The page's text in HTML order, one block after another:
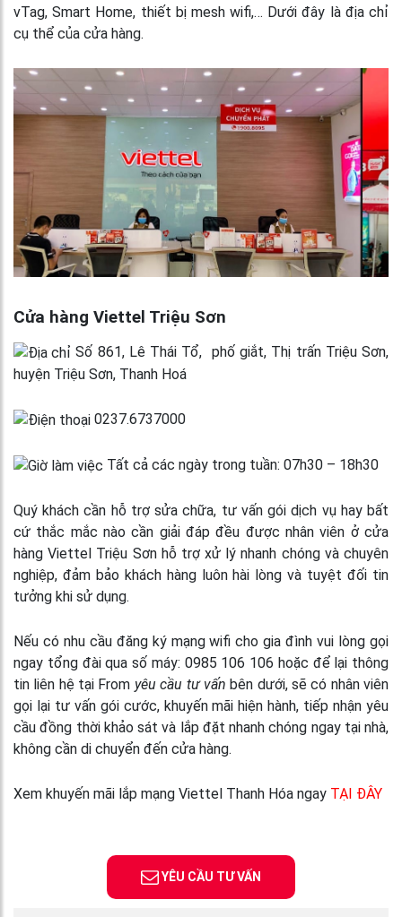
vTag, Smart Home, thiết bị mesh wifi,… Dưới đây là địa chỉ
cụ thể của cửa hàng.
Cửa hàng Viettel Triệu Sơn
Số 861, Lê Thái Tổ, phố giắt, Thị trấn Triệu Sơn,
huyện Triệu Sơn, Thanh Hoá
0237.6737000
Tất cả các ngày trong tuần: 07h30 – 18h30
Quý khách cần hỗ trợ sửa chữa, tư vấn gói dịch vụ hay bất
cứ thắc mắc nào cần giải đáp đều được nhân viên ở cửa
hàng Viettel Triệu Sơn hỗ trợ xử lý nhanh chóng và chuyên
nghiệp, đảm bảo khách hàng luôn hài lòng và tuyệt đối tin
tưởng khi sử dụng.
Nếu có nhu cầu đăng ký mạng wifi cho gia đình vui lòng gọi
ngay tổng đài qua số máy: 0985 106 106 hoặc để lại thông
tin liên hệ tại From yêu cầu tư vấn bên dưới, sẽ có nhân viên
gọi lại tư vấn gói cước, khuyến mãi hiện hành, tiếp nhận yêu
cầu đồng thời khảo sát và lắp đặt nhanh chóng ngay tại nhà,
không cần di chuyển đến cửa hàng.
Xem khuyến mãi lắp mạng Viettel Thanh Hóa ngay TẠI ĐÂY
YÊU CẦU TƯ VẤN